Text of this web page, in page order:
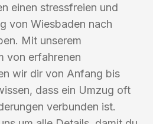
einen stressfreien und
von Wiesbaden nach
Mit unserem
von erfahrenen
wir dir von Anfang bis
dass ein Umzug oft
verbunden ist.